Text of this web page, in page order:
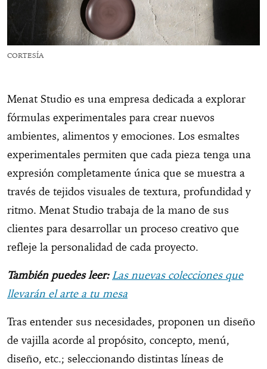
CORTESÍA
Menat Studio es una empresa dedicada a explorar
fórmulas experimentales para crear nuevos
ambientes, alimentos y emociones. Los esmaltes
experimentales permiten que cada pieza tenga una
expresión completamente única que se muestra a
través de tejidos visuales de textura, profundidad y
ritmo. Menat Studio trabaja de la mano de sus
clientes para desarrollar un proceso creativo que
refleje la personalidad de cada proyecto.
También puedes leer: Las nuevas colecciones que
llevarán el arte a tu mesa
Tras entender sus necesidades, proponen un diseño
de vajilla acorde al propósito, concepto, menú,
diseño, etc.; seleccionando distintas líneas de